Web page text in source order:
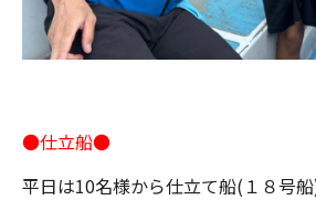
●仕立船●
平日は10名様から仕立て船(１８号